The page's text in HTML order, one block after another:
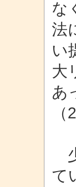
な
法
い
大
あ
て